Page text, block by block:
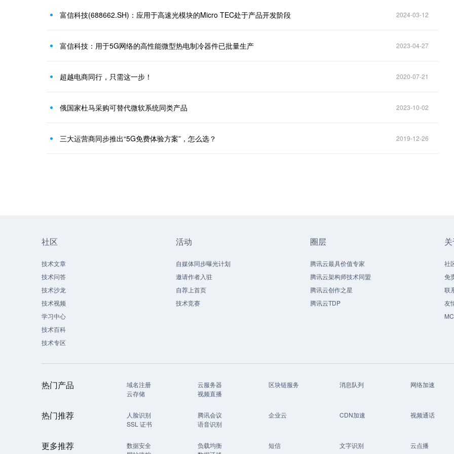
富信科技(688662.SH)：应用于高速光模块的Micro TEC处于产品开发阶段 2024-03-12
富信科技：用于5G网络的高性能微型热电制冷器件已批量生产 2023-04-27
超越电商同行，只需这一步！ 2020-07-21
俄国家杜马采购可替代微软系统同类产品 2023-10-02
三大运营商同步推出“5G免费体验方案”，怎么选？ 2019-12-26
社区
技术文章
技术问答
技术沙龙
技术视频
学习中心
技术百科
技术专区
活动
自媒体同步曝光计划
邀请作者入驻
自荐上首页
技术竞赛
圈层
腾讯云最具价值专家
腾讯云架构师技术同盟
腾讯云创作之星
腾讯云TDP
社
免
联
友
热门产品 域名注册 云服务器 区块链服务 消息队列
网络加速
云存储
视频直播
热门推荐 人脸识别 腾讯会议 企业云 CDN加速
视频通话
SSL 证书
语音识别
更多推荐 数据安全 负载均衡 短信 文字识别
云点播